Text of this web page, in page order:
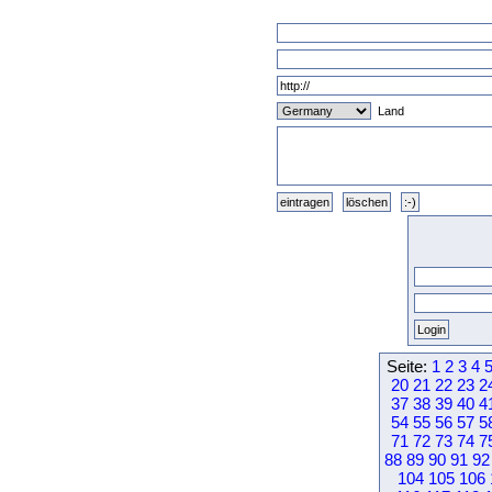
Land
Seite: 1 2 3 4 5
20 21 22 23
37 38 39 40
54 55 56 57
71 72 73 74
88 89 90 91 92
104 105 106